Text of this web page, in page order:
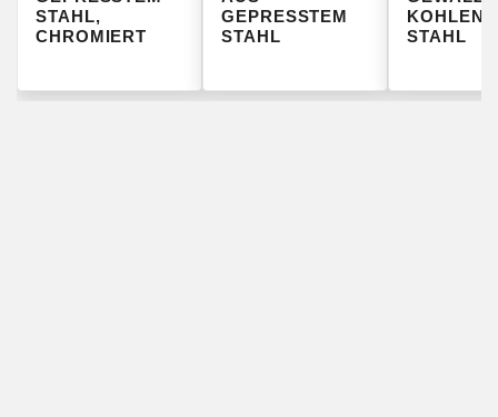
STAHL,
CHROMIERT
GEPRESSTEM
STAHL
STAHL